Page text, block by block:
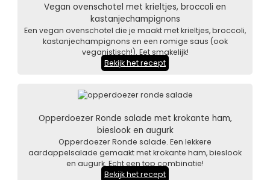
Vegan ovenschotel met krieltjes, broccoli en
kastanjechampignons
Een vegan ovenschotel die je maakt met krieltjes, broccoli,
kastanjechampignons en een romige saus (ook
veganistisch!). Eet smakelijk!
Bekijk het recept
Opperdoezer Ronde salade met krokante ham,
bieslook en augurk
Opperdoezer Ronde salade. Een lekkere
aardappelsalade gemaakt met krokante ham, bieslook
en augurk. Echt een top combinatie!
Bekijk het recept